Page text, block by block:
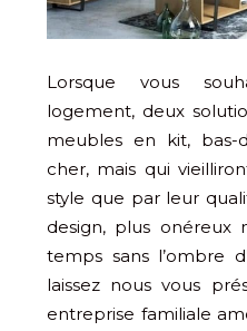
Lorsque vous
logement, deux
meubles en kit,
cher, mais qui
style que par leur
design, plus onéreux
temps sans l’ombre
laissez nous vous
entreprise familiale